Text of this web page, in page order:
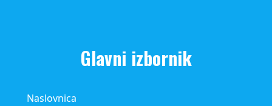
Glavni izbornik
Naslovnica